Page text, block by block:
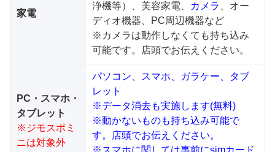
家電
浄機等）、美容家電、
カメラ
、オー
ディオ機器、PC周辺機器など
※カメラは動作しなくても持ち込み
可能です。店頭でお伝えください。
PC・スマホ・
タブレット
※ジモスポミ
ニは対象外
パソコン、スマホ、ガラケー、タブ
レット
※データ消去も実施します(無料)
※動かないものも持ち込み可能で
す。店頭でお伝えください。
※スマホに関しては事前にsimカード